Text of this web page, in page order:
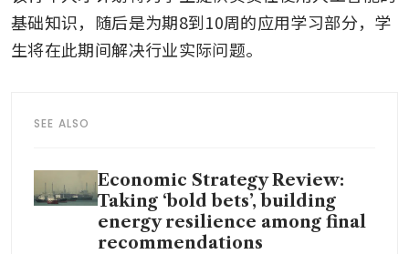
基础知识，随后是为期8到10周的应用学习部分，学
生将在此期间解决行业实际问题。
SEE ALSO
Economic Strategy Review:
Taking ‘bold bets’, building
energy resilience among final
recommendations